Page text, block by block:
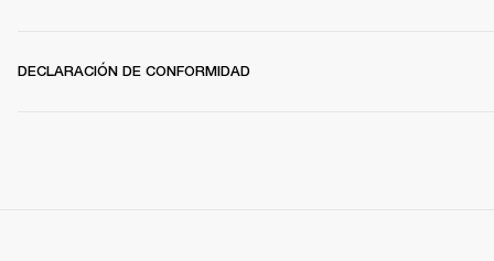
DECLARACIÓN DE CONFORMIDAD